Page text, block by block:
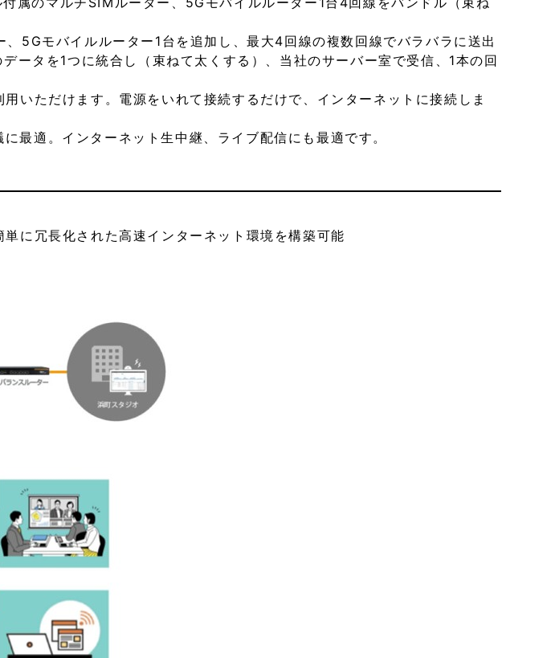
5Gモバイルルーター1台を追加し、最大4回線の複数回線でバラバラに送出
ータを1つに統合し（束ねて太くする）、当社のサーバー室で受信、1本の回
いただけます。電源をいれて接続するだけで、インターネットに接続しま
適。インターネット生中継、ライブ配信にも最適です。
に冗長化された高速インターネット環境を構築可能